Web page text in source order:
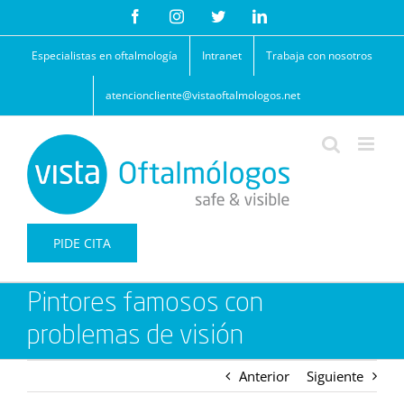
contenido
FacebookInstagramTwitterLinkedIn
Especialistas en oftalmología Intranet Trabaja con nosotros
atencioncliente@vistaoftalmologos.net
PIDE CITA
Pintores famosos con
problemas de visión
Anterior Siguiente